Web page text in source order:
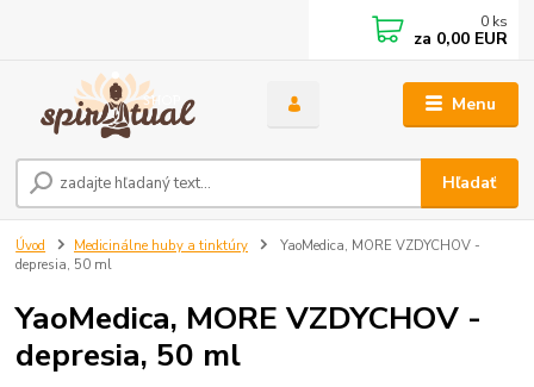
Menu
Hľadať
0 ks
za 0,00 EUR
Úvod Medicinálne huby a tinktúry
YaoMedica, MORE VZDYCHOV -
depresia, 50 ml
YaoMedica, MORE VZDYCHOV -
depresia, 50 ml